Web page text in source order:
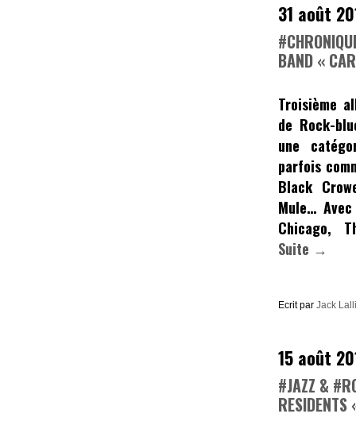
31 août
BAND «
Troisième
de Rock-
une
parfois
Black
Mule…
Chicago,
Suite →
Ecrit par Jack Lalli
15 août
#JAZZ &